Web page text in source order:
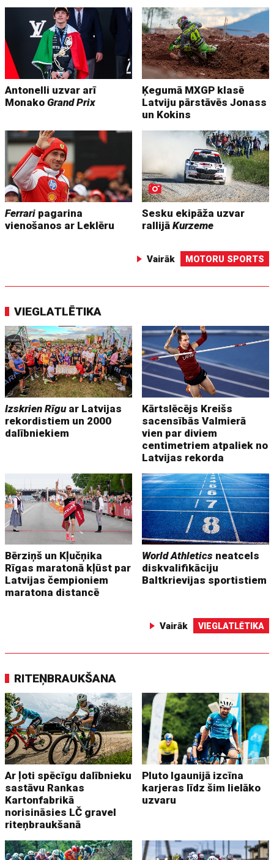
Antonelli uzvar arī
MonakoGrand Prix
Ķegumā MXGP klasē
Latviju pārstāvēs Jonass
un Kokins
Ferrari pagarina
vienošanos ar Leklēru
Sesku ekipāža uzvar
rallijāKurzeme
Vairāk MOTORU SPORTS
VIEGLATLĒTIKA
Izskrien Rīguar Latvijas
rekordistiem un 2000
dalībniekiem
Kārtslēcējs Kreišs
sacensībās Valmierā
vien par diviem
centimetriem atpaliek no
Latvijas rekorda
Bērziņš un Kļučņika
Rīgas maratonā kļūst par
Latvijas čempioniem
maratona distancē
World Athletics neatcels
diskvalifikāciju
Baltkrievijas sportistiem
Vairāk VIEGLATLĒTIKA
RITEŅBRAUKŠANA
Ar ļoti spēcīgu dalībnieku
sastāvu Rankas
Kartonfabrikā
norisināsies LČ gravel
riteņbraukšanā
Pluto Igaunijā izcīna
karjeras līdz šim lielāko
uzvaru